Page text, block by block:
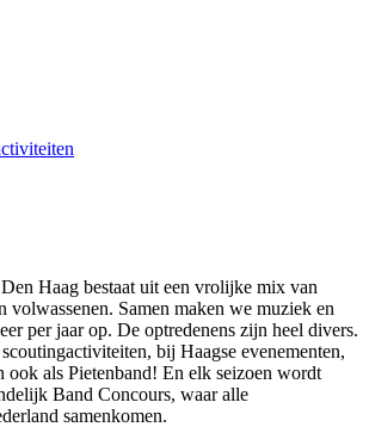
Haag bestaat uit een vrolijke mix van
volwassenen. Samen maken we muziek en
per jaar op. De optredenens zijn heel divers.
bij Haagse evenementen,
ook als Pietenband! En elk seizoen wordt
Band Concours, waar alle
samenkomen.